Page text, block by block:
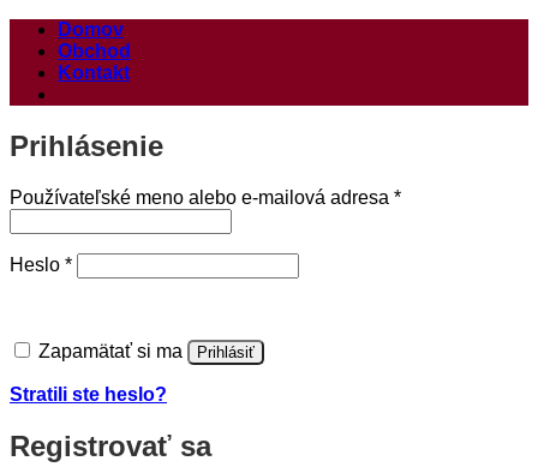
Domov
Obchod
Kontakt
Prihlásenie
Používateľské meno alebo e-mailová adresa *Povinné
Heslo *Povinné
Zapamätať si ma Prihlásiť
Stratili ste heslo?
Registrovať sa